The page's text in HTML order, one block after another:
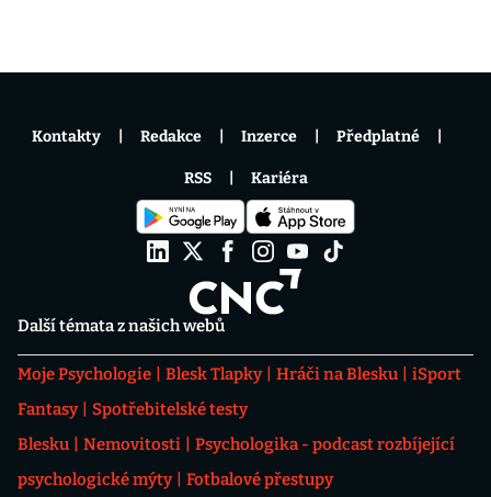
Další témata z našich webů
Moje Psychologie Blesk Tlapky Hráči na Blesku
iSport
Fantasy
Spotřebitelské testy
Blesku
Nemovitosti
Psychologika - podcast rozbíjející
psychologické mýty
Fotbalové přestupy
Kontakty Redakce Inzerce Předplatné
RSS Kariéra